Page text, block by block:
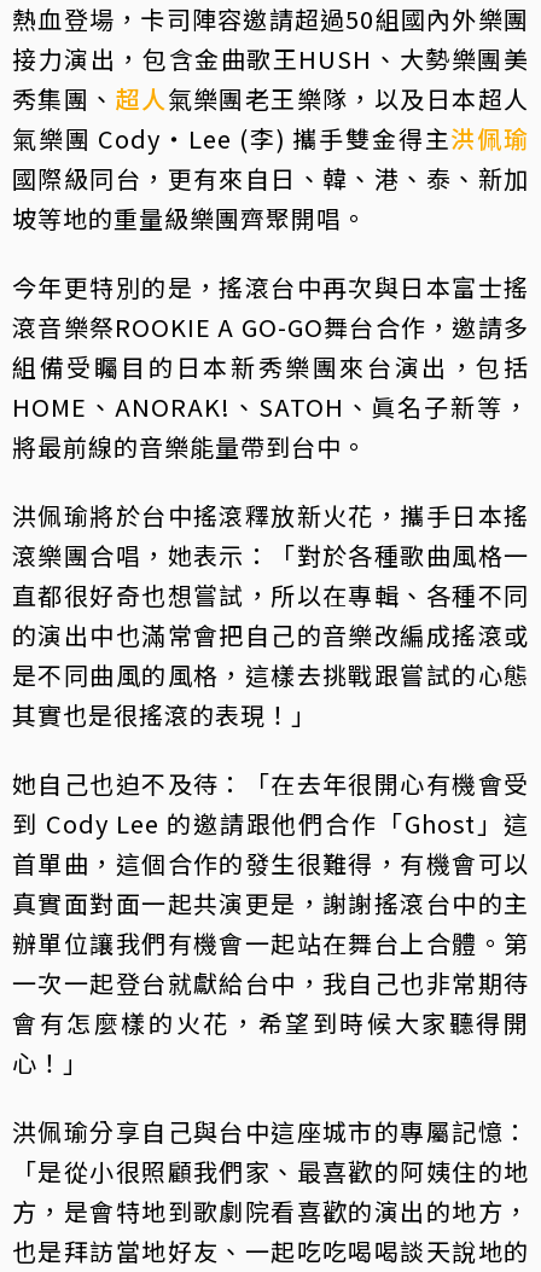
熱血登場，卡司陣容邀請超過50組國內外樂團
接力演出，包含金曲歌王HUSH、大勢樂團美
秀集團、 超人氣樂團老王樂隊，以及日本超人
氣樂團 Cody・Lee (李) 攜手雙金得主洪佩瑜
國際級同台，更有來自日、韓、港、泰、新加
坡等地的重量級樂團齊聚開唱。
今年更特別的是，搖滾台中再次與日本富士搖
滾音樂祭ROOKIE A GO-GO舞台合作，邀請多
組備受矚目的日本新秀樂團來台演出，包括
HOME、ANORAK!、SATOH、眞名子新等，
將最前線的音樂能量帶到台中。
洪佩瑜將於台中搖滾釋放新火花，攜手日本搖
滾樂團合唱，她表示：「對於各種歌曲風格一
直都很好奇也想嘗試，所以在專輯、各種不同
的演出中也滿常會把自己的音樂改編成搖滾或
是不同曲風的風格，這樣去挑戰跟嘗試的心態
其實也是很搖滾的表現！」
她自己也迫不及待：「在去年很開心有機會受
到 Cody Lee 的邀請跟他們合作「Ghost」這
首單曲，這個合作的發生很難得，有機會可以
真實面對面一起共演更是，謝謝搖滾台中的主
辦單位讓我們有機會一起站在舞台上合體。第
一次一起登台就獻給台中，我自己也非常期待
會有怎麼樣的火花，希望到時候大家聽得開
心！」
洪佩瑜分享自己與台中這座城市的專屬記憶：
「是從小很照顧我們家、最喜歡的阿姨住的地
方，是會特地到歌劇院看喜歡的演出的地方，
也是拜訪當地好友、一起吃吃喝喝談天說地的